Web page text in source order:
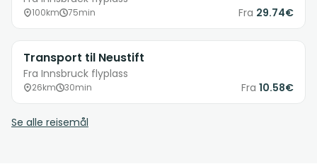
100km 75min Fra 29.74€
Transport til Neustift
Fra Innsbruck flyplass
26km 30min Fra 10.58€
Se alle reisemål